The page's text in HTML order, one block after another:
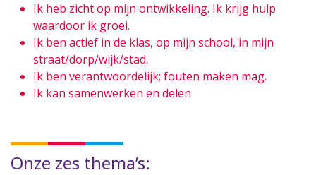
Ik heb zicht op mijn ontwikkeling. Ik krijg hulp
waardoor ik groei.
Ik ben actief in de klas, op mijn school, in mijn
straat/dorp/wijk/stad.
Ik ben verantwoordelijk; fouten maken mag.
Ik kan samenwerken en delen
Onze zes thema’s: